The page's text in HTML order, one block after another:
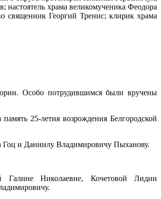
настоятель храма великомученика Феодора
священник Георгий Тренис; клирик храма
Особо потрудившимся были вручены
25-летия возрождения Белгородской
и Даниилу Владимировичу Пыханову.
Галине Николаевне, Кочетовой Лидии